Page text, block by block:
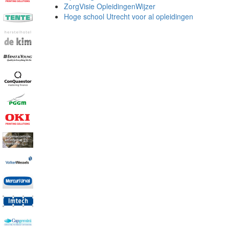
ZorgVisie OpleidingenWijzer
Hoge school Utrecht voor al opleidingen